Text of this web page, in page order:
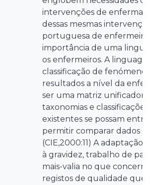
intervenções de
dessas mesmas
portuguesa de
importância de uma
os enfermeiros. A
classificação de
resultados a nível da
ser uma matriz
taxonomias e
existentes se possam
permitir comparar dados
(CIE,2000:11) A adaptação
à gravidez, trabalho de
mais-valia no que
registos de qualidade que